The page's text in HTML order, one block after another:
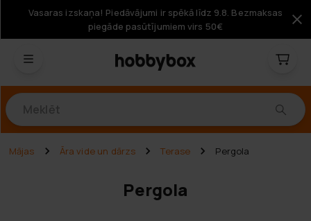
Vasaras izskaņa! Piedāvājumi ir spēkā līdz 9.8. Bezmaksas
piegāde pasūtījumiem virs 50€
Mājas Āra vide un dārzs Terase Pergola
Pergola